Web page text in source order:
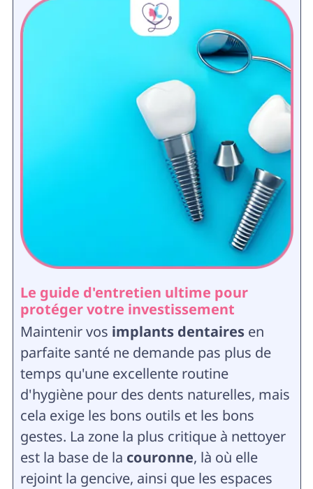
Le guide d'entretien ultime pour
protéger votre investissement
Maintenir vos implants dentairesen
parfaite santé ne demande pas plus de
temps qu'une excellente routine
d'hygiène pour des dents naturelles, mais
cela exige les bons outils et les bons
gestes. La zone la plus critique à nettoyer
est la base de la couronne, là où elle
rejoint la gencive, ainsi que les espaces